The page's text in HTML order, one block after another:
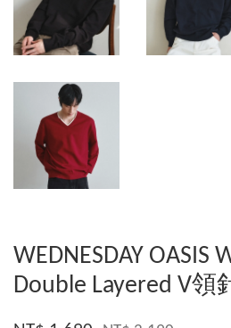
WEDNESDAY OASIS
Double Layered V